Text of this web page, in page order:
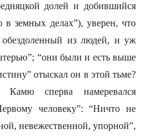
долей и добившийся
в земных делах”), уверен, что
из людей, и уж
“они были и есть выше
отыскал он в этой тьме?
Камю сперва намеревался
человеку”: “Ничто не
невежественной, упорной”,